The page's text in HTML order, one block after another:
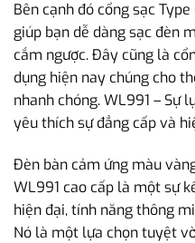
Bên cạnh đó cổng sạc
giúp bạn dễ dàng sạc đèn
cắm ngược. Đây cũng là
dụng hiện nay chúng cho
nhanh chóng. WL991 – Sự
yêu thích sự đẳng cấp và
Đèn bàn cảm ứng màu
WL991 cao cấp là một sự
hiện đại, tính năng thông
Nó là một lựa chọn tuyệt